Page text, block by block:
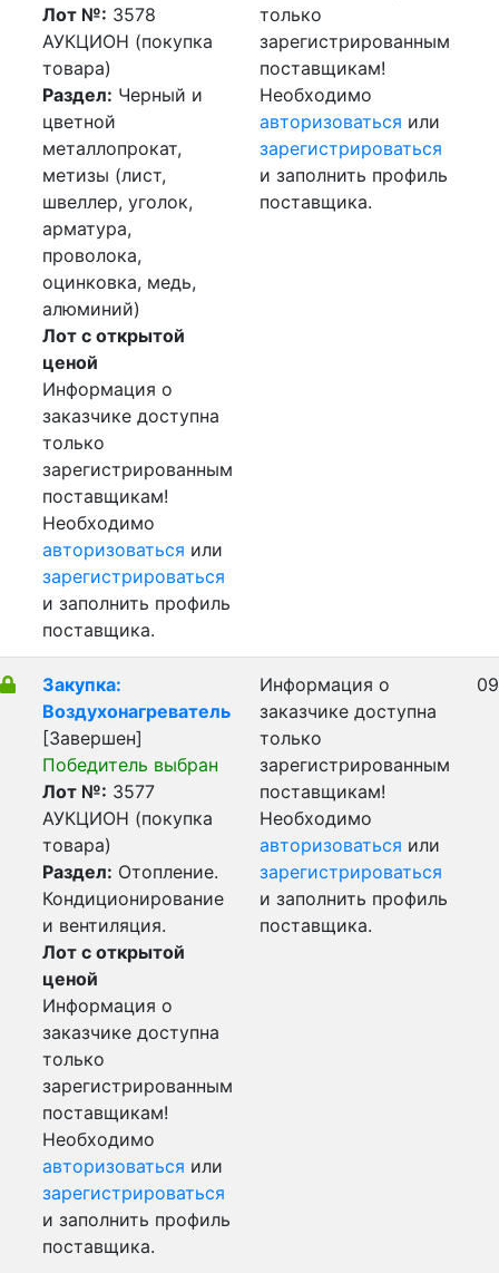
Лот №: 3578
АУКЦИОН (покупка
товара)
Раздел: Черный и
цветной
металлопрокат,
метизы (лист,
швеллер, уголок,
арматура,
проволока,
оцинковка, медь,
алюминий)
Лот с открытой
ценой
Информация о
заказчике доступна
только
зарегистрированным
поставщикам!
Необходимо
авторизоваться или
зарегистрироваться
и заполнить профиль
поставщика.
только
зарегистрированным
поставщикам!
Необходимо
авторизоваться или
зарегистрироваться
и заполнить профиль
поставщика.
Закупка:
Воздухонагреватель
[Завершен]
Победитель выбран
Лот №: 3577
АУКЦИОН (покупка
товара)
Раздел: Отопление.
Кондиционирование
и вентиляция.
Лот с открытой
ценой
Информация о
заказчике доступна
только
зарегистрированным
поставщикам!
Необходимо
авторизоваться или
зарегистрироваться
и заполнить профиль
поставщика.
Информация о
заказчике доступна
только
зарегистрированным
поставщикам!
Необходимо
авторизоваться или
зарегистрироваться
и заполнить профиль
поставщика.